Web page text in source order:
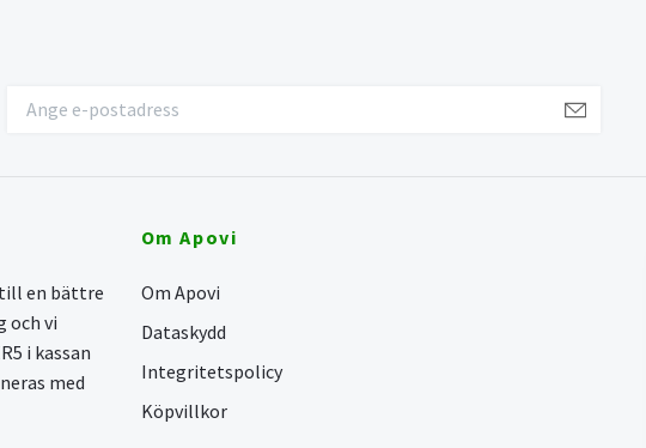
en bättre
och vi
i kassan
med
Om Apovi
Om Apovi
Dataskydd
Integritetspolicy
Köpvillkor